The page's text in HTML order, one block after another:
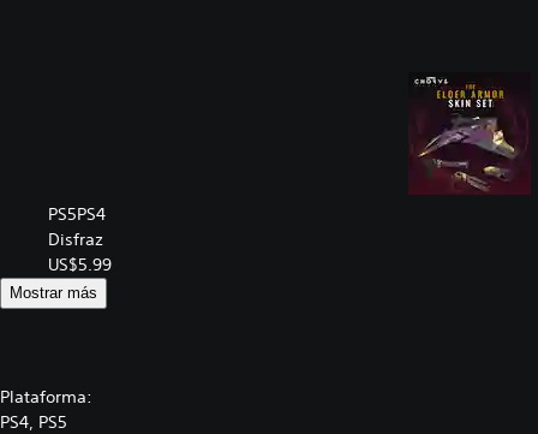
PS5PS4
Disfraz
US$5.99
Mostrar más
Plataforma:
PS4, PS5